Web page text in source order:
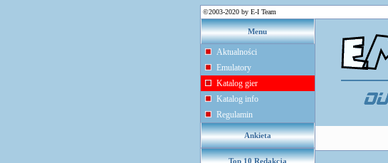
©2003-2020 by E-I Team
Menu
Aktualności
Emulatory
Katalog gier
Katalog info
Regulamin
Ankieta
Top 10 Redakcja